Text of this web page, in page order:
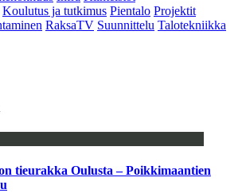
Koulutus ja tutkimus Pientalo Projektit
RaksaTV Suunnittelu Talotekniikka
tieurakka Oulusta – Poikkimaantien